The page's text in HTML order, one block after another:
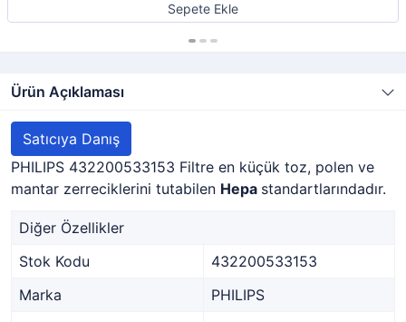
Sepete Ekle
Ürün Açıklaması
Satıcıya Danış
PHILIPS 432200533153 Filtre en küçük toz, polen ve
mantar zerreciklerini tutabilen Hepa standartlarındadır.
Diğer Özellikler
Stok Kodu
432200533153
Marka
PHILIPS